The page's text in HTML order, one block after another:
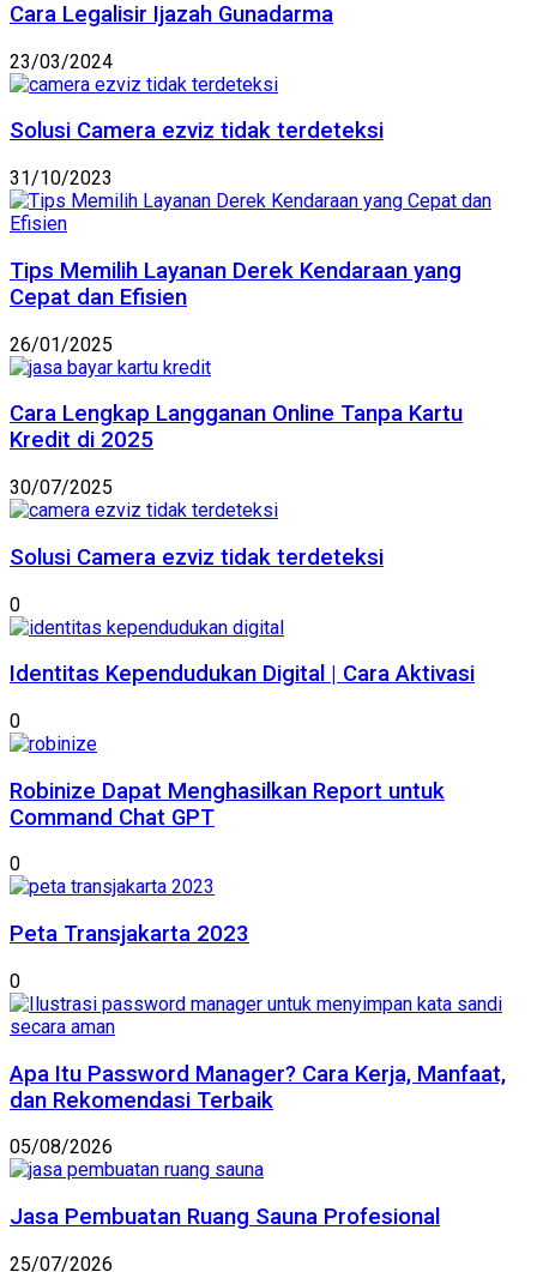
Cara Legalisir Ijazah Gunadarma
23/03/2024
Solusi Camera ezviz tidak terdeteksi
31/10/2023
Tips Memilih Layanan Derek Kendaraan yang
Cepat dan Efisien
26/01/2025
Cara Lengkap Langganan Online Tanpa Kartu
Kredit di 2025
30/07/2025
Solusi Camera ezviz tidak terdeteksi
0
Identitas Kependudukan Digital | Cara Aktivasi
0
Robinize Dapat Menghasilkan Report untuk
Command Chat GPT
0
Peta Transjakarta 2023
0
Apa Itu Password Manager? Cara Kerja, Manfaat,
dan Rekomendasi Terbaik
05/08/2026
Jasa Pembuatan Ruang Sauna Profesional
25/07/2026